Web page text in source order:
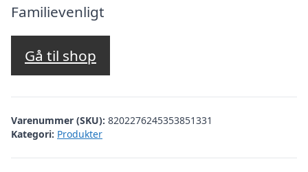
pris
var:
Familievenligt
Gå til shop
Varenummer (SKU): 8202276245353851331
Kategori: Produkter